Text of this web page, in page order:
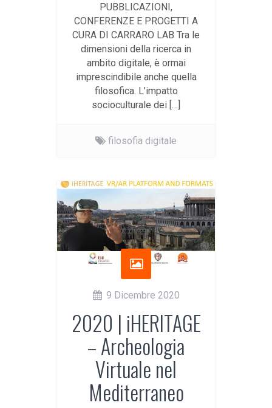
PUBBLICAZIONI,
CONFERENZE E PROGETTI A
CURA DI CARRARO LAB Tra le
dimensioni della ricerca in
ambito digitale, è ormai
imprescindibile anche quella
filosofica. L’impatto
socioculturale dei […]
filosofia digitale
9 Dicembre 2020
2020 | iHERITAGE
– Archeologia
Virtuale nel
Mediterraneo